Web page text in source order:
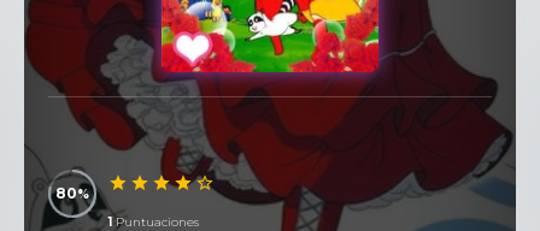
80
1Puntuaciones